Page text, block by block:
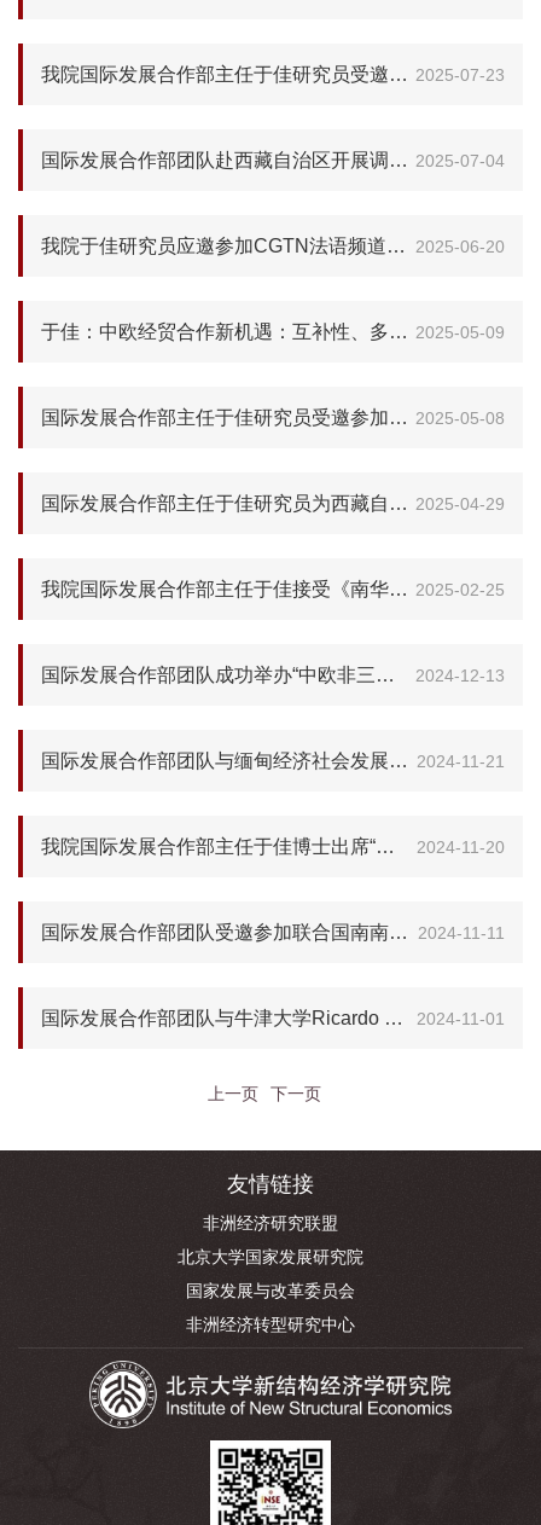
2025-07-23
我院国际发展合作部主任于佳研究员受邀参加CGTN法语频道《对话》：中欧能否重塑互利共赢的供应链新格局？
2025-07-04
国际发展合作部团队赴西藏自治区开展调研活动
2025-06-20
我院于佳研究员应邀参加CGTN法语频道节目：对话中国中亚合作，共探区域发展新机遇！
2025-05-09
于佳：中欧经贸合作新机遇：互补性、多样性与共同未来
2025-05-08
国际发展合作部主任于佳研究员受邀参加总台CGTN法语频道圆桌会 共同探讨特朗普“对等关税”的影响
2025-04-29
国际发展合作部主任于佳研究员为西藏自治区政府办公厅专题授课
2025-02-25
我院国际发展合作部主任于佳接受《南华早报》采访：DeepSeek崛起，中非在AI领域合作有更广阔前景
2024-12-13
国际发展合作部团队成功举办“中欧非三方合作研讨会”
2024-11-21
国际发展合作部团队与缅甸经济社会发展中心代表开展交流座谈
2024-11-20
我院国际发展合作部主任于佳博士出席“全球南方”媒体智库高端论坛并演讲
2024-11-11
国际发展合作部团队受邀参加联合国南南办公室组织的网络研讨会
2024-11-01
国际发展合作部团队与牛津大学Ricardo Soares de Oliveira教授开展交流座谈
上一页 下一页
友情链接
非洲经济研究联盟
北京大学国家发展研究院
国家发展与改革委员会
非洲经济转型研究中心